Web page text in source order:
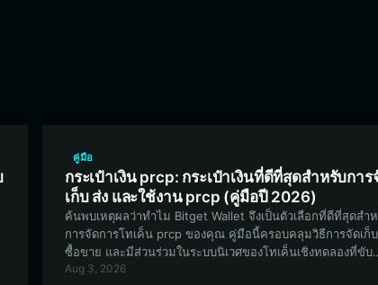
คู่มือ
กระเป๋าเงิน prcp: กระเป๋าเงินที่ดีที่สุดสำหรับการ
เก็บ ส่ง และใช้งาน prcp (คู่มือปี 2026)
ค้นพบเหตุผลว่าทำไม Bitget Wallet จึงเป็นตัวเลือกที่ดีที่สุดสำ
การจัดการโทเค็น prcp ของคุณ คู่มือนี้ครอบคลุมวิธีการจัดเก็บ
ซื้อขาย และมีส่วนร่วมในระบบนิเวศของโทเค็นเชิงทดลองที่ขับ
เคลื่อนโดยชุมชนและสร้างขึ้นบนเครือข่าย EVM นี้อย่างปลอดภั
Aug 3, 2026